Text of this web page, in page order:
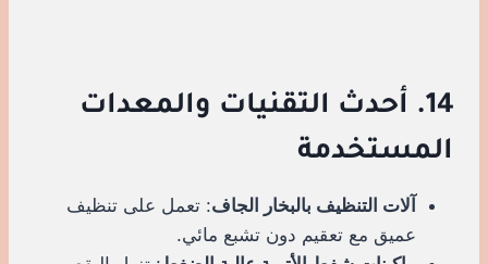
14. أحدث التقنيات والمعدات
المستخدمة
آلات التنظيف بالبخار الجاف: تعمل على تنظيف
عميق مع تعقيم دون تشبع مائي.